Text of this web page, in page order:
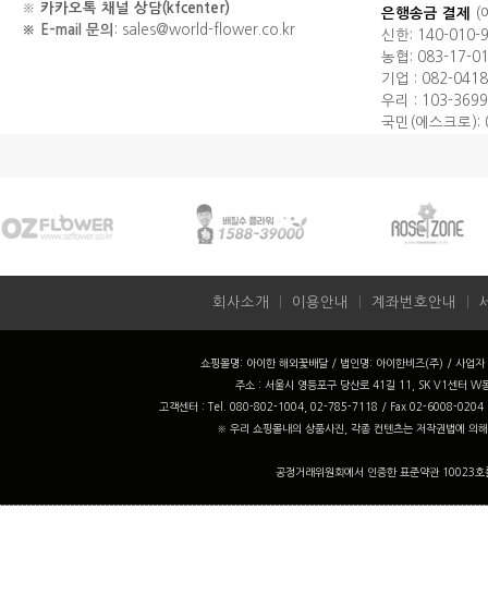
※ 카카오톡 채널 상담(kfcenter)
※ E-mail 문의 : sales@world-flower.co.kr
은행송금 결제
(
신한: 140-010-
농협: 083-17-
기업 : 082-
우리 : 103-
국민(에스크로
회사소개 이용안내 계좌번호안내
쇼핑몰명: 아이한 해외꽃배달 / 법인명: 아이한비즈(주) / 사업
주소 : 서울시 영등포구 당산로 41길 11, SK V1센터
고객센터 : Tel. 080-802-1004, 02-785-7118 / Fax 02-6008-0204
※ 우리 쇼핑몰내의 상품사진, 각종 컨텐츠는 저작권법에 의
공정거래위원회에서 인증한 표준약관 10023